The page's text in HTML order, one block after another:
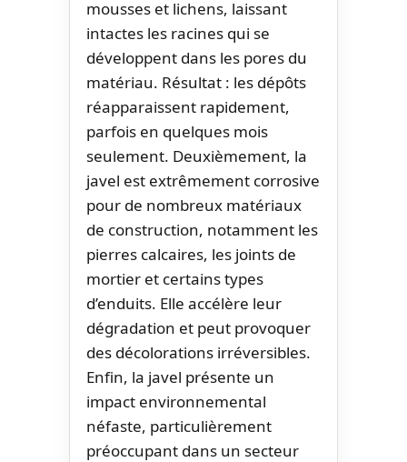
mousses et lichens, laissant
intactes les racines qui se
développent dans les pores du
matériau. Résultat : les dépôts
réapparaissent rapidement,
parfois en quelques mois
seulement. Deuxièmement, la
javel est extrêmement corrosive
pour de nombreux matériaux
de construction, notamment les
pierres calcaires, les joints de
mortier et certains types
d’enduits. Elle accélère leur
dégradation et peut provoquer
des décolorations irréversibles.
Enfin, la javel présente un
impact environnemental
néfaste, particulièrement
préoccupant dans un secteur